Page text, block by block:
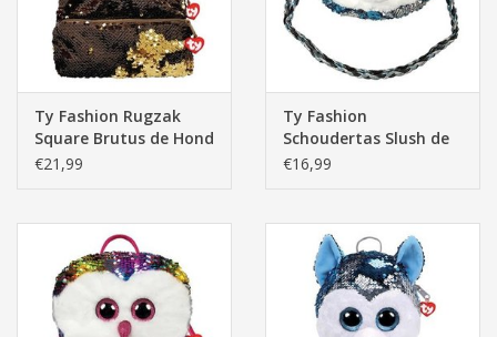
Ty Fashion Rugzak
Square Brutus de Hond
(26x20x12cm)
€21,99
Ty Fashion
Schoudertas Slush de
Blauwe Husky 20cm
€16,99